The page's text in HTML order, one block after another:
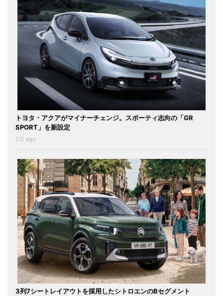
トヨタ・アクアがマイナーチェンジ。スポーティ志向の「GR
SPORT」を新設定
2日 ago
3列7シートレイアウトを採用したシトロエンのBセグメント